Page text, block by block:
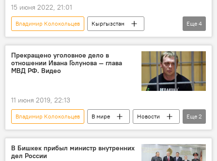
15 июня 2022, 21:01
Владимир Колокольцев
Кыргызстан
Россия
Улан Ниязбеков
Еще 4
Прекращено уголовное дело в
отношении Ивана Голунова — глава
МВД РФ. Видео
11 июня 2019, 22:13
Владимир Колокольцев В мире
Новости
Россия
МВД
Еще 2
В Бишкек прибыл министр внутренних
дел России